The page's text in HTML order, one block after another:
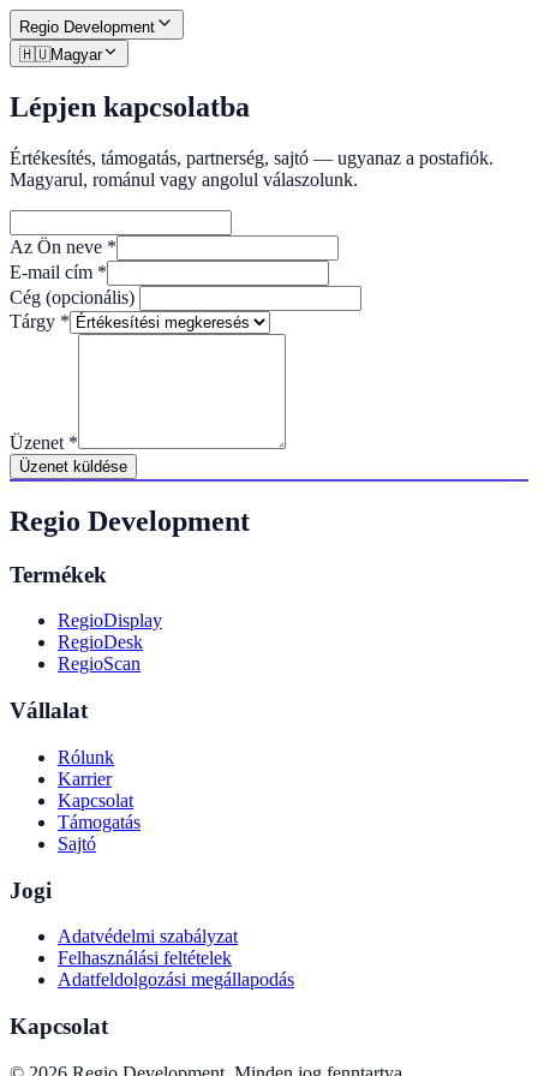
Regio Development
🇭🇺Magyar
Lépjen kapcsolatba
Értékesítés, támogatás, partnerség, sajtó — ugyanaz a postafiók.
Magyarul, románul vagy angolul válaszolunk.
Az Ön neve *
E-mail cím *
Cég (opcionális)
Tárgy *
Üzenet *
Üzenet küldése
Regio Development
Termékek
RegioDisplay
RegioDesk
RegioScan
Vállalat
Rólunk
Karrier
Kapcsolat
Támogatás
Sajtó
Jogi
Adatvédelmi szabályzat
Felhasználási feltételek
Adatfeldolgozási megállapodás
Kapcsolat